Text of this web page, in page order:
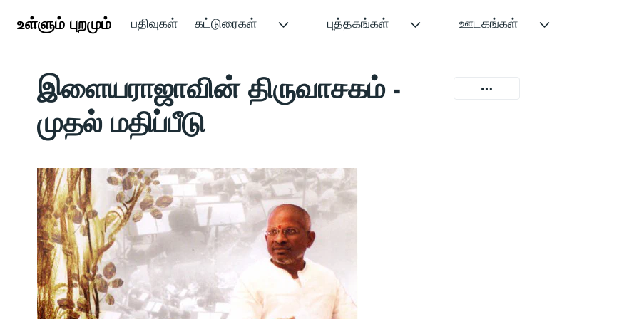
உள்ளும் புறமும் பதிவுகள் கட்டுரைகள் புத்தகங்கள் ஊடகங்கள்
இளையராஜாவின் திருவாசகம் -
முதல் மதிப்பீடு